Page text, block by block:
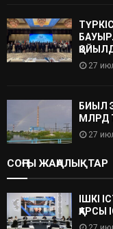
27
БИЫЛ
МЛРД
27
СОҢҒЫ ЖАҢАЛЫҚТАР
ІШКІ
ҚАРСЫ